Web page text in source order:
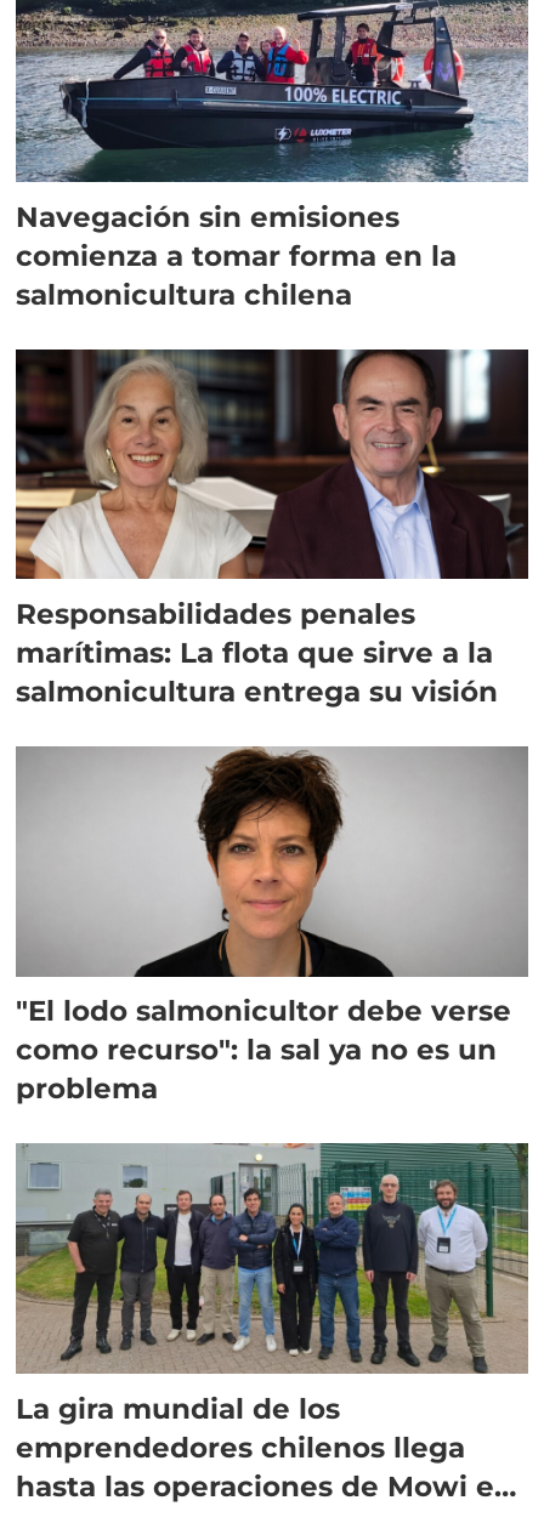
Navegación sin emisiones
comienza a tomar forma en la
salmonicultura chilena
Responsabilidades penales
marítimas: La flota que sirve a la
salmonicultura entrega su visión
"El lodo salmonicultor debe verse
como recurso": la sal ya no es un
problema
La gira mundial de los
emprendedores chilenos llega
hasta las operaciones de Mowi en